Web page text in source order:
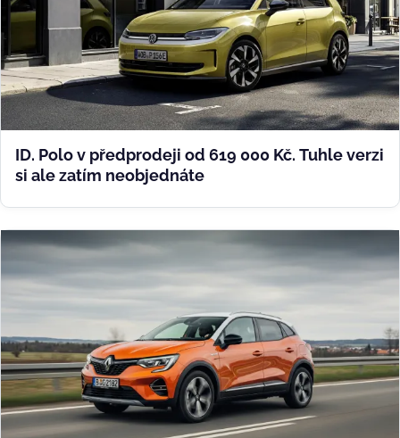
ID. Polo v předprodeji od 619 000 Kč. Tuhle verzi
si ale zatím neobjednáte